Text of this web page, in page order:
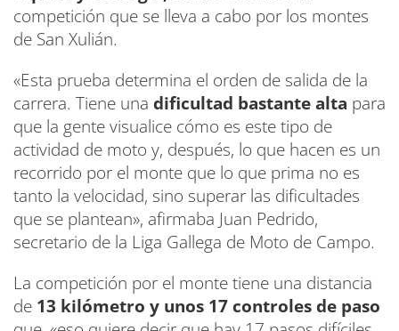
competición que se lleva a cabo por los montes
de San Xulián.
«Esta prueba determina el orden de salida de la
carrera. Tiene una dificultad bastante alta para
que la gente visualice cómo es este tipo de
actividad de moto y, después, lo que hacen es un
recorrido por el monte que lo que prima no es
tanto la velocidad, sino superar las dificultades
que se plantean», afirmaba Juan Pedrido,
secretario de la Liga Gallega de Moto de Campo.
La competición por el monte tiene una distancia
de 13 kilómetro y unos 17 controles de paso